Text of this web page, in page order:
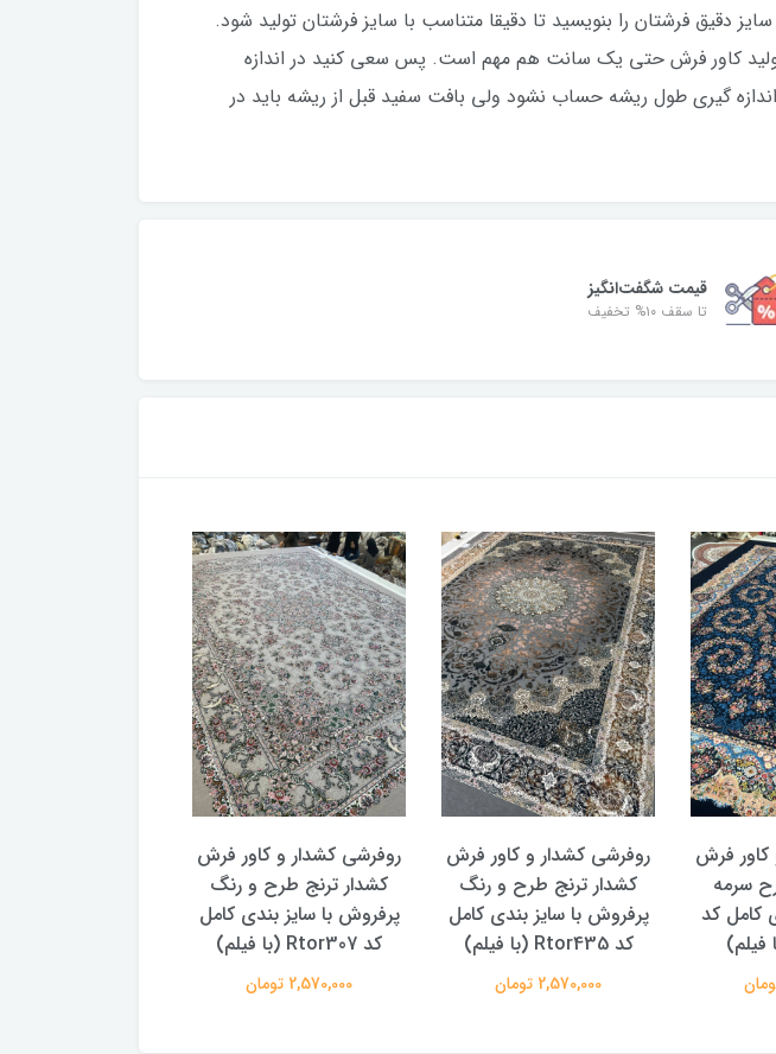
دقیق فرشتان را بنویسید تا دقیقا متناسب با سایز فرشتان تولید شود.
کاور فرش حتی یک سانت هم مهم است. پس سعی کنید در اندازه
گیری طول ریشه حساب نشود ولی بافت سفید قبل از ریشه باید در
قیمت شگفت‌انگیز
تا سقف ۱۰% تخفیف
روفرشی کشدار و کاور فرش
کشدار ترنج طرح و رنگ
پرفروش با سایز بندی کامل
کد Rtor435 (با فیلم)
روفرشی کشدار و کاور فرش
کشدار ترنج طرح و رنگ
پرفروش با سایز بندی کامل
کد Rtor307 (با فیلم)
روفرشی کشدار و کاور فرش
کشدار ترنج طرح سنتی و
پتینه 2 سایز بندی کامل کد